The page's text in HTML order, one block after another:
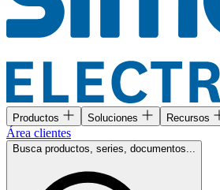
Productos Soluciones Recursos
Área clientes
Busca productos, series, documentos...